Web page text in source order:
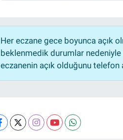
Her eczane gece boyunca açık
beklenmedik durumlar
eczanenin açık olduğunu telefon